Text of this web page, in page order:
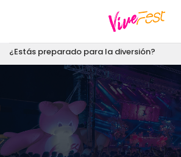
¿Estás preparado para la diversión?